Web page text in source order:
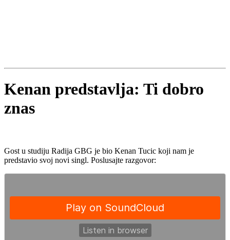
Kenan predstavlja: Ti dobro
znas
Gost u studiju Radija GBG je bio Kenan Tucic koji nam je
predstavio svoj novi singl. Poslusajte razgovor: